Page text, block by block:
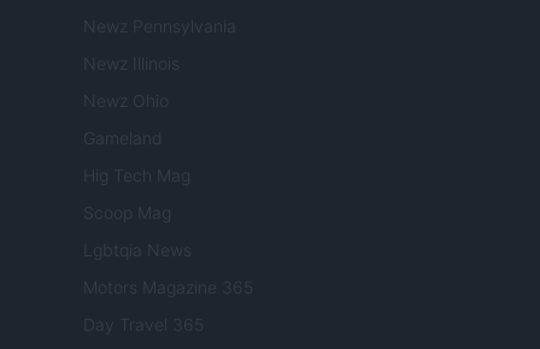
Newz Pennsylvania
Newz Illinois
Newz Ohio
Gameland
Hig Tech Mag
Scoop Mag
Lgbtqia News
Motors Magazine 365
Day Travel 365